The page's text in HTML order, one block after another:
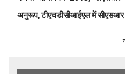
अनुरूप, टीएचडीसीआईएल में सीएसआर